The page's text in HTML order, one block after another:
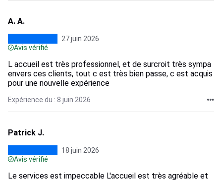
A. A.
27 juin 2026
Avis vérifié
L accueil est très professionnel, et de surcroit très sympa
envers ces clients, tout c est très bien passe, c est acquis
pour une nouvelle expérience
Expérience du : 8 juin 2026
Patrick J.
18 juin 2026
Avis vérifié
Le services est impeccable L'accueil est très agréable et